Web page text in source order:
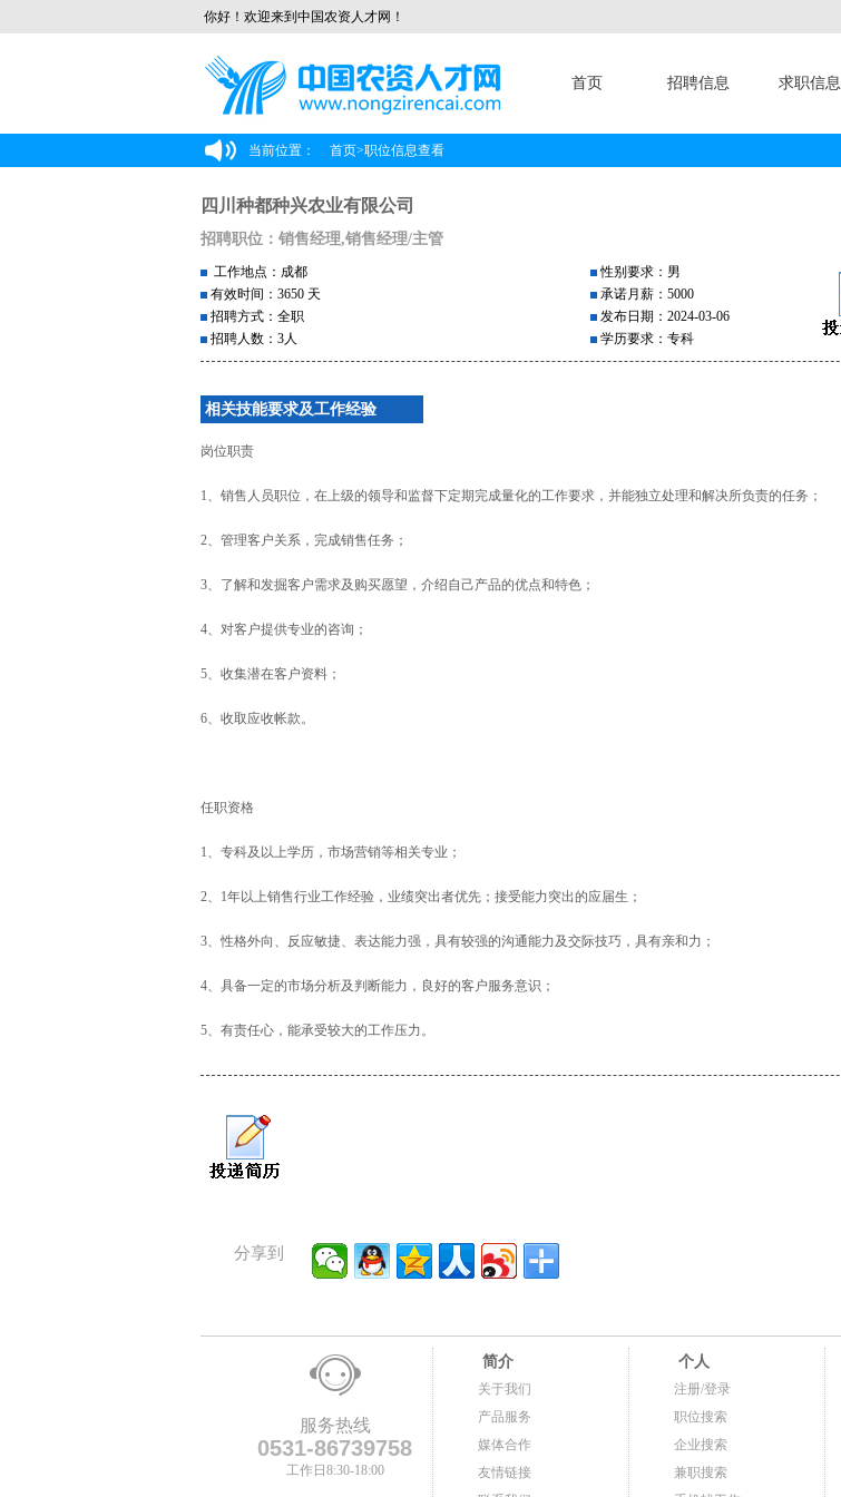
你好！欢迎来到中国农资人才网！
首页 招聘信息 求职信息
当前位置： 首页>职位信息查看
四川种都种兴农业有限公司
招聘职位：销售经理,销售经理/主管
工作地点：成都
有效时间：3650 天
招聘方式：全职
招聘人数：3人
性别要求：男
承诺月薪：5000
发布日期：2024-03-06
学历要求：专科
相关技能要求及工作经验
岗位职责
1、销售人员职位，在上级的领导和监督下定期完成量化的工作要求，并能独立处理和解决所负责的任务；
2、管理客户关系，完成销售任务；
3、了解和发掘客户需求及购买愿望，介绍自己产品的优点和特色；
4、对客户提供专业的咨询；
5、收集潜在客户资料；
6、收取应收帐款。
任职资格
1、专科及以上学历，市场营销等相关专业；
2、1年以上销售行业工作经验，业绩突出者优先；接受能力突出的应届生；
3、性格外向、反应敏捷、表达能力强，具有较强的沟通能力及交际技巧，具有亲和力；
4、具备一定的市场分析及判断能力，良好的客户服务意识；
5、有责任心，能承受较大的工作压力。
分享到
服务热线
0531-86739758
工作日8:30-18:00
简介
关于我们
产品服务
媒体合作
友情链接
个人
注册/登录
职位搜索
企业搜索
兼职搜索